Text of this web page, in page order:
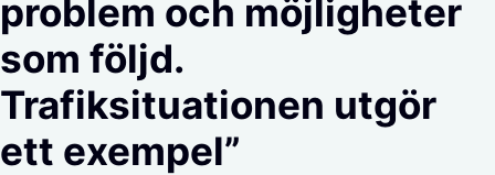
problem och möjligheter
som följd.
Trafiksituationen utgör
ett exempel”